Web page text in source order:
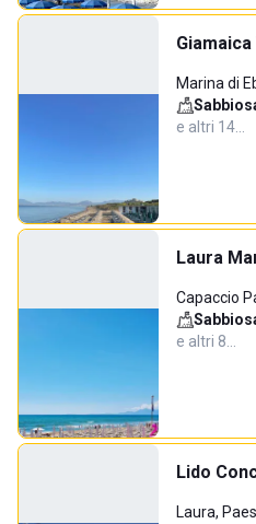
Marina di
e altri 14…
Laura
Capaccio
e altri 8…
Lido
Laura,